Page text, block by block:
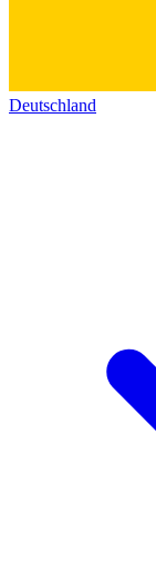
Deutschland